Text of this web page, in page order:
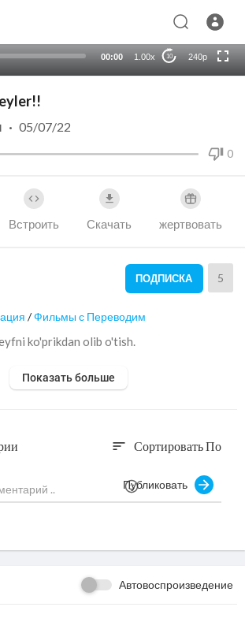
00:00 1.00x 10 240p
720p
0
· 05/07/22
Встроить Скачать жертвовать
ПОДПИСКА 5
/Фильмы с Переводим
ko'prikdan olib o'tish.
Показать больше
sort Сортировать По
Публиковать
Автовоспроизведение